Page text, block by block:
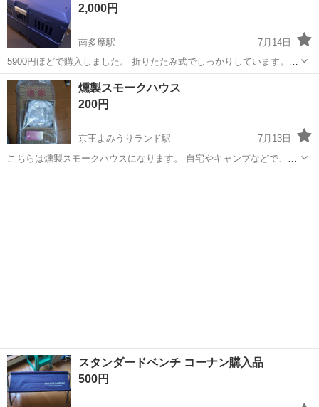
赤虫食べます。 縄張り争いで...
2,000円
南多摩駅
7月14日
5900円ほどで購入しました。 折りたたみ式でしっかりしています。
試しに入れてみたのですが、予定がなくなったので結局お出かけに使
うことはなくそのまましまっていました。 今週中のお引き取りで
3,000円に値下げします！
東京 稲城市 南多摩駅 その他
燻製スモークハウス
200円
京王よみうりランド駅
7月13日
こちらは燻製スモークハウスになります。 自宅やキャンプなどで、燻
スタンダードベンチ コーナン購入品
500円